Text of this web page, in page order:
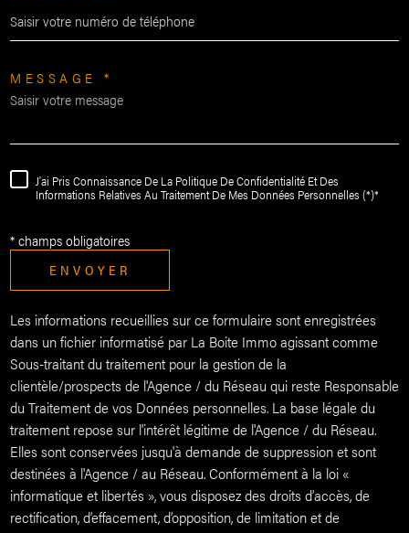
MESSAGE *
J'ai Pris Connaissance De La Politique De Confidentialité Et Des
Informations Relatives Au Traitement De Mes Données Personnelles (*)*
* champs obligatoires
ENVOYER
Les informations recueillies sur ce formulaire sont enregistrées
dans un fichier informatisé par La Boite Immo agissant comme
Sous-traitant du traitement pour la gestion de la
clientèle/prospects de l'Agence / du Réseau qui reste Responsable
du Traitement de vos Données personnelles. La base légale du
traitement repose sur l'intérêt légitime de l'Agence / du Réseau.
Elles sont conservées jusqu'à demande de suppression et sont
destinées à l'Agence / au Réseau. Conformément à la loi «
informatique et libertés », vous disposez des droits d’accès, de
rectification, d’effacement, d’opposition, de limitation et de